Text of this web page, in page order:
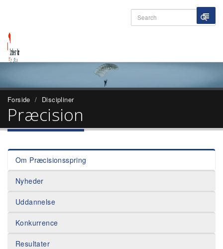
Forside Discipliner
Præcision
Om Præcisionsspring
Nyheder
Uddannelse
Konkurrence
Resultater